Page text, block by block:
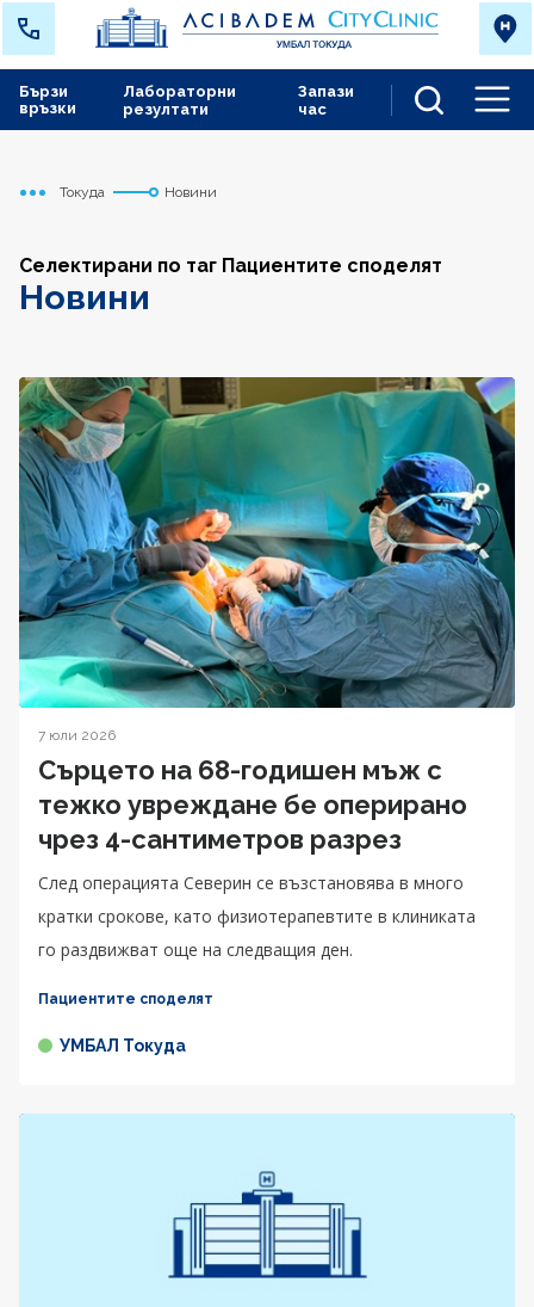
Лабораторни
резултати
Запази
час
Бързи
връзки
Начало
Токуда Новини
Селектирани по таг Пациентите споделят
Новини
7 юли 2026
Сърцето на 68-годишен мъж с
тежко увреждане бе оперирано
чрез 4-сантиметров разрез
След операцията Северин се възстановява в много
кратки срокове, като физиотерапевтите в клиниката
го раздвижват още на следващия ден.
Пациентите споделят
УМБАЛ Токуда